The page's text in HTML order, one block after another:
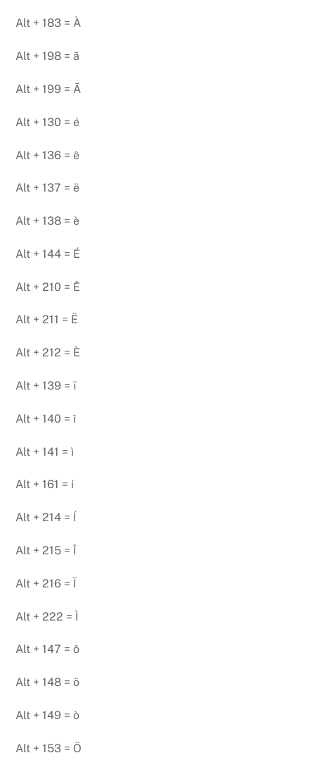
Alt + 183 = À
Alt + 198 = ã
Alt + 199 = Ã
Alt + 130 = é
Alt + 136 = ê
Alt + 137 = ë
Alt + 138 = è
Alt + 144 = É
Alt + 210 = Ê
Alt + 211 = Ë
Alt + 212 = È
Alt + 139 = ï
Alt + 140 = î
Alt + 141 = ì
Alt + 161 = í
Alt + 214 = Í
Alt + 215 = Î
Alt + 216 = Ï
Alt + 222 = Ì
Alt + 147 = ô
Alt + 148 = ö
Alt + 149 = ò
Alt + 153 = Ö